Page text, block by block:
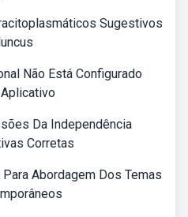
Sugestivos
Não Está Configurado
Da Independência
Corretas
Abordagem Dos Temas